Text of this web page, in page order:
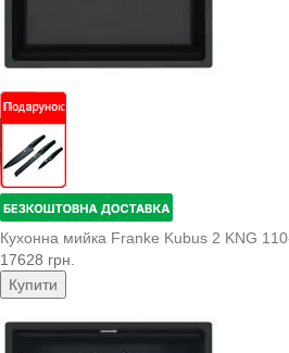
Кухонна мийка Franke Kubus 2 KNG
17628 грн.
Купити